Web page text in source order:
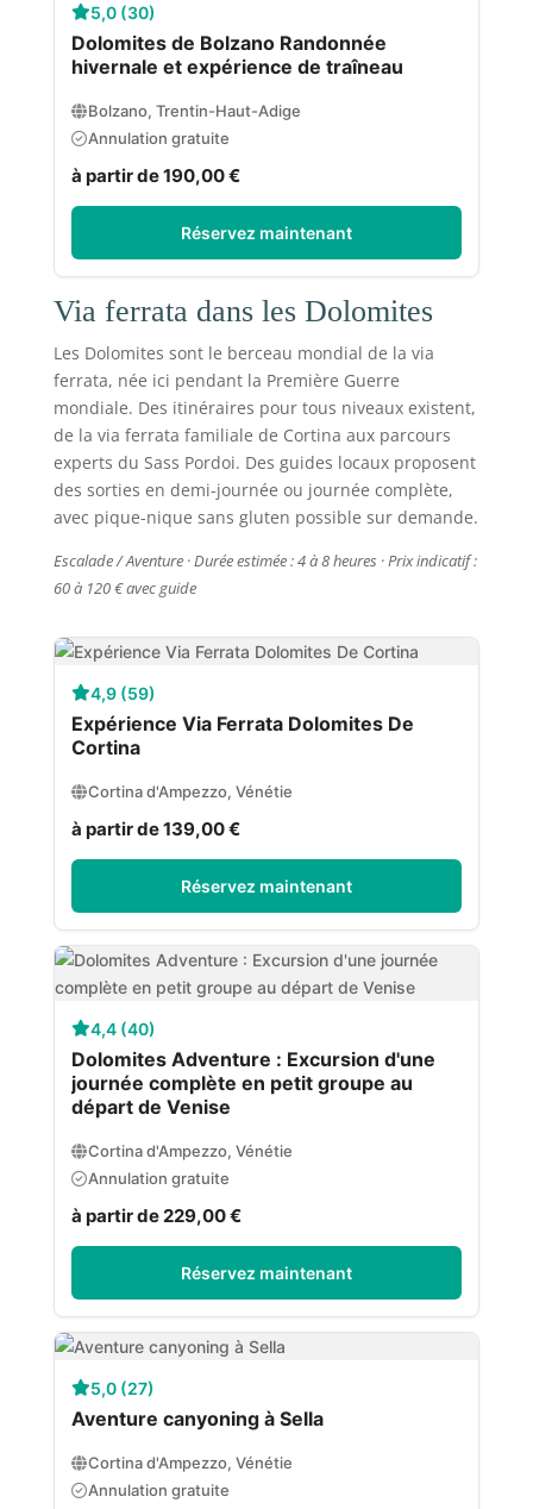
5,0 (30)
Dolomites de Bolzano Randonnée
hivernale et expérience de traîneau
Bolzano, Trentin-Haut-Adige
Annulation gratuite
à partir de 190,00 €
Réservez maintenant
Via ferrata dans les Dolomites
Les Dolomites sont le berceau mondial de la via
ferrata, née ici pendant la Première Guerre
mondiale. Des itinéraires pour tous niveaux existent,
de la via ferrata familiale de Cortina aux parcours
experts du Sass Pordoi. Des guides locaux proposent
des sorties en demi-journée ou journée complète,
avec pique-nique sans gluten possible sur demande.
Escalade / Aventure · Durée estimée : 4 à 8 heures · Prix indicatif :
60 à 120 € avec guide
4,9 (59)
Expérience Via Ferrata Dolomites De
Cortina
Cortina d'Ampezzo, Vénétie
à partir de 139,00 €
Réservez maintenant
4,4 (40)
Dolomites Adventure : Excursion d'une
journée complète en petit groupe au
départ de Venise
Cortina d'Ampezzo, Vénétie
Annulation gratuite
à partir de 229,00 €
Réservez maintenant
5,0 (27)
Aventure canyoning à Sella
Cortina d'Ampezzo, Vénétie
Annulation gratuite